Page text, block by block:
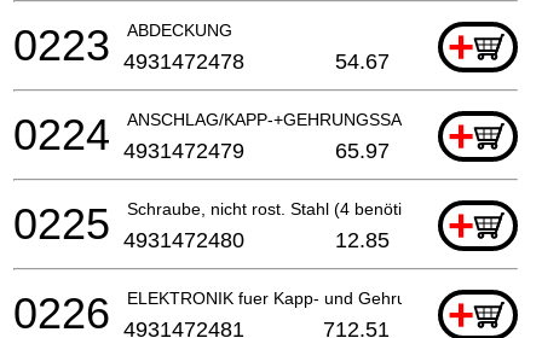
ABDECKUNG +
0223 4931472478 54.67
ANSCHLAG/KAPP-+GEHRUNGSSAEGE (2 benötigt)
+
0224 4931472479 65.97
Schraube, nicht rost. Stahl (4 benötigt) +
0225 4931472480 12.85
ELEKTRONIK fuer Kapp- und Gehrungssaege
+
0226 4931472481 712.51